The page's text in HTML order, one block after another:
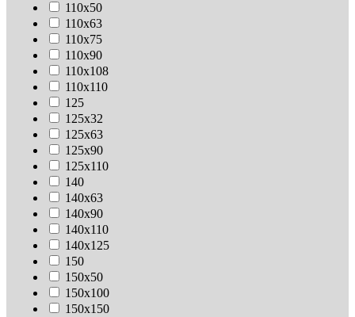
110х50
110х63
110х75
110х90
110х108
110х110
125
125х32
125х63
125х90
125х110
140
140х63
140х90
140х110
140х125
150
150х50
150х100
150х150